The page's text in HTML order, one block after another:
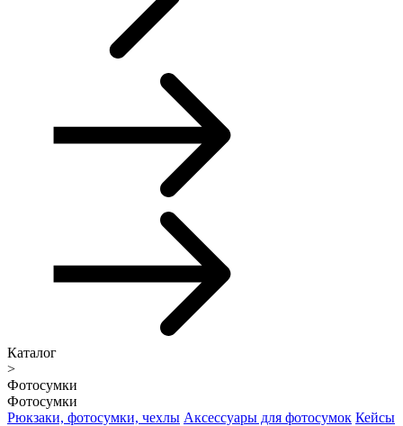
Каталог
>
Фотосумки
Фотосумки
Рюкзаки, фотосумки, чехлы Аксессуары для фотосумок Кейсы